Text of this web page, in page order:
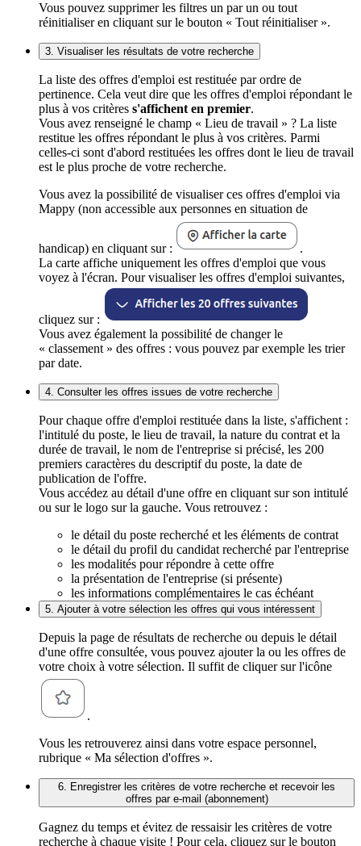
Vous pouvez supprimer les filtres un par un ou tout
réinitialiser en cliquant sur le bouton « Tout réinitialiser ».
3. Visualiser les résultats de votre recherche
La liste des offres d'emploi est restituée par ordre de
pertinence. Cela veut dire que les offres d'emploi répondant le
plus à vos critères s'affichent en premier.
Vous avez renseigné le champ « Lieu de travail » ? La liste
restitue les offres répondant le plus à vos critères. Parmi
celles-ci sont d'abord restituées les offres dont le lieu de travail
est le plus proche de votre recherche.
Vous avez la possibilité de visualiser ces offres d'emploi via
Mappy (non accessible aux personnes en situation de
handicap) en cliquant sur :
.
La carte affiche uniquement les offres d'emploi que vous
voyez à l'écran. Pour visualiser les offres d'emploi suivantes,
cliquez sur :
Vous avez également la possibilité de changer le
« classement » des offres : vous pouvez par exemple les trier
par date.
4. Consulter les offres issues de votre recherche
Pour chaque offre d'emploi restituée dans la liste, s'affichent :
l'intitulé du poste, le lieu de travail, la nature du contrat et la
durée de travail, le nom de l'entreprise si précisé, les 200
premiers caractères du descriptif du poste, la date de
publication de l'offre.
Vous accédez au détail d'une offre en cliquant sur son intitulé
ou sur le logo sur la gauche. Vous retrouvez :
le détail du poste recherché et les éléments de contrat
le détail du profil du candidat recherché par l'entreprise
les modalités pour répondre à cette offre
la présentation de l'entreprise (si présente)
les informations complémentaires le cas échéant
5. Ajouter à votre sélection les offres qui vous intéressent
Depuis la page de résultats de recherche ou depuis le détail
d'une offre consultée, vous pouvez ajouter la ou les offres de
votre choix à votre sélection. Il suffit de cliquer sur l'icône
.
Vous les retrouverez ainsi dans votre espace personnel,
rubrique « Ma sélection d'offres ».
6. Enregistrer les critères de votre recherche et recevoir les
offres par e-mail (abonnement)
Gagnez du temps et évitez de ressaisir les critères de votre
recherche à chaque visite ! Pour cela, cliquez sur le bouton